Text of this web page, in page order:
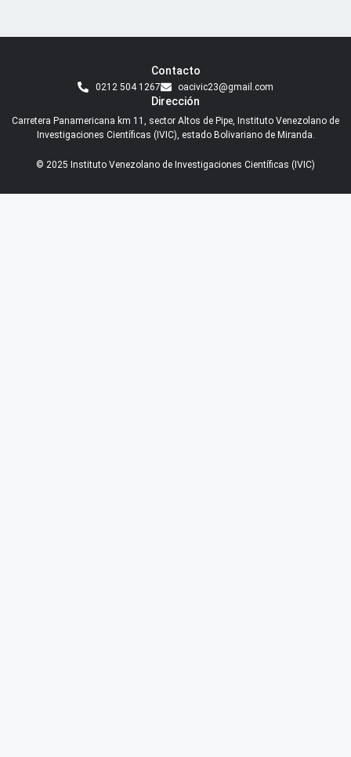
Contacto
0212 504 1267 oacivic23@gmail.com
Dirección
Carretera Panamericana km 11, sector Altos de Pipe, Instituto Venezolano de
Investigaciones Científicas (IVIC), estado Bolivariano de Miranda.
© 2025 Instituto Venezolano de Investigaciones Científicas (IVIC)